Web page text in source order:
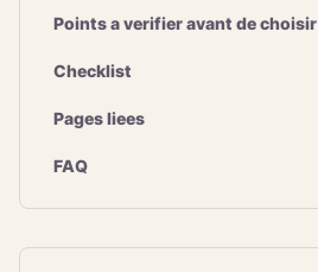
Points a verifier avant de choisir
Checklist
Pages liees
FAQ